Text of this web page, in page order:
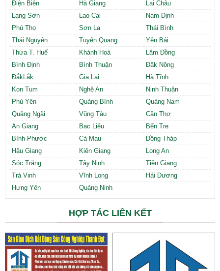
Điện Biên
Hà Giang
Lai Châu
Lạng Sơn
Lao Cai
Nam Định
Phú Thọ
Sơn La
Thái Bình
Thái Nguyên
Tuyên Quang
Yên Bái
Thừa T. Huế
Khánh Hoà
Lâm Đồng
Bình Định
Bình Thuận
Đăk Nông
ĐắkLắk
Gia Lai
Hà Tĩnh
Kon Tum
Nghệ An
Ninh Thuận
Phú Yên
Quảng Bình
Quảng Nam
Quảng Ngãi
Vũng Tàu
Cần Thơ
An Giang
Bạc Liêu
Bến Tre
Bình Phước
Cà Mau
Đồng Tháp
Hậu Giang
Kiên Giang
Long An
Sóc Trăng
Tây Ninh
Tiền Giang
Trà Vinh
Vĩnh Long
Hải Dương
Hưng Yên
Quảng Ninh
HỢP TÁC LIÊN KẾT